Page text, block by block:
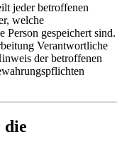
jeder betroffenen
welche
Person gespeichert sind.
Verantwortliche
der betroffenen
die